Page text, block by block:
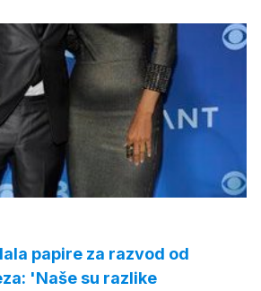
papire za razvod od
'Naše su razlike